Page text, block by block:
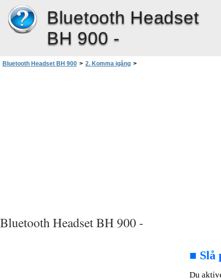
Bluetooth Headset
BH 900 -
Bluetooth Headset BH 900 > 2. Komma igång >
Bluetooth Headset BH 900 -
■ Slå
Du